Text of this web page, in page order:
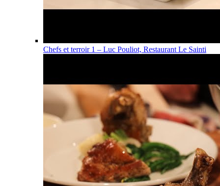
Chefs et terroir 1 – Luc Pouliot, Restaurant Le Sainti